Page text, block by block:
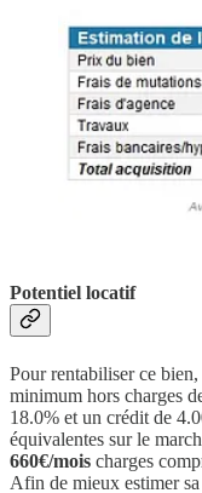
Potentiel locatif
Pour rentabiliser ce
minimum hors charges
18.0% et un crédit de
équivalentes sur le
660€/mois charges
Afin de mieux estimer